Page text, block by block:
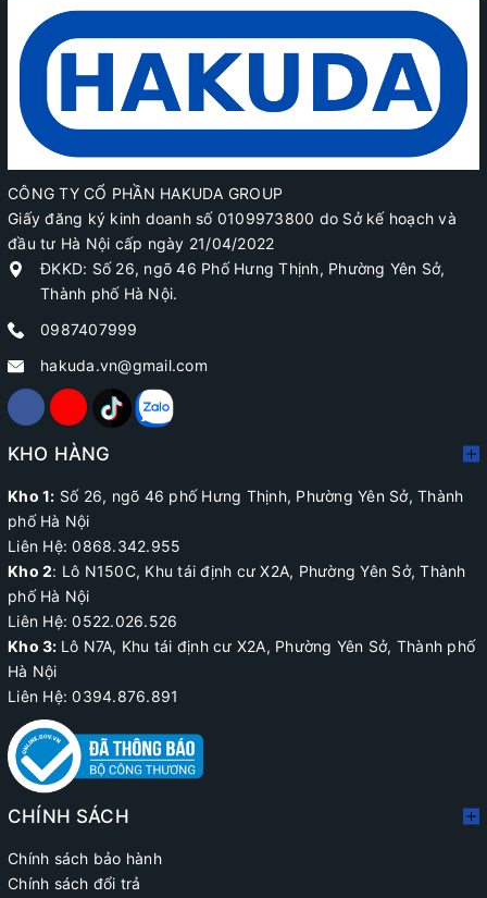
CÔNG TY CỔ PHẦN HAKUDA GROUP
Giấy đăng ký kinh doanh số 0109973800 do Sở kế hoạch và
đầu tư Hà Nội cấp ngày 21/04/2022
ĐKKD: Số 26, ngõ 46 Phố Hưng Thịnh, Phường Yên Sở,
Thành phố Hà Nội.
0987407999
hakuda.vn@gmail.com
KHO HÀNG
Kho 1: Số 26, ngõ 46 phố Hưng Thịnh, Phường Yên Sở, Thành
phố Hà Nội
Liên Hệ: 0868.342.955
Kho 2: Lô N150C, Khu tái định cư X2A, Phường Yên Sở, Thành
phố Hà Nội
Liên Hệ:0522.026.526
Kho 3: Lô N7A, Khu tái định cư X2A, Phường Yên Sở, Thành phố
Hà Nội
Liên Hệ: 0394.876.891
CHÍNH SÁCH
Chính sách bảo hành
Chính sách đổi trả